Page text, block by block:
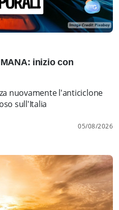
inizio con
nuovamente l'anticiclone
sull'Italia
05/08/2026